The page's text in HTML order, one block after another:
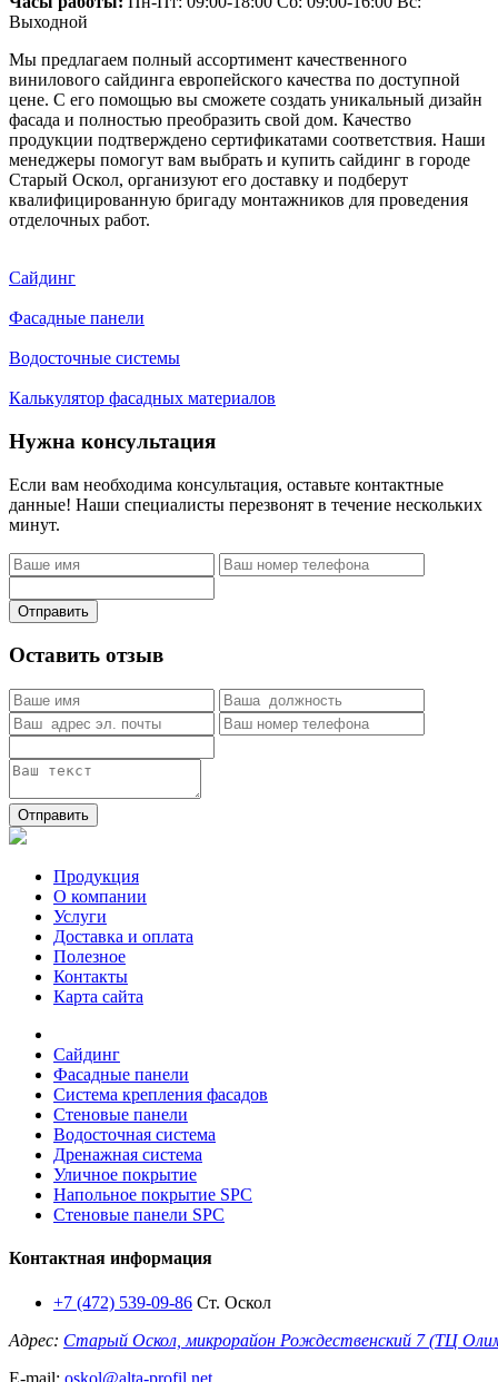
Выходной
Мы предлагаем полный ассортимент качественного
винилового сайдинга европейского качества по доступной
цене. С его помощью вы сможете создать уникальный дизайн
фасада и полностью преобразить свой дом. Качество
продукции подтверждено сертификатами соответствия. Наши
менеджеры помогут вам выбрать и купить сайдинг в городе
Старый Оскол, организуют его доставку и подберут
квалифицированную бригаду монтажников для проведения
отделочных работ.
Сайдинг
Фасадные панели
Водосточные системы
Калькулятор фасадных материалов
Нужна консультация
Если вам необходима консультация, оставьте контактные
данные! Наши специалисты перезвонят в течение нескольких
минут.
Отправить
Оставить отзыв
Отправить
Продукция
О компании
Услуги
Доставка и оплата
Полезное
Контакты
Карта сайта
Сайдинг
Фасадные панели
Система крепления фасадов
Стеновые панели
Водосточная система
Дренажная система
Уличное покрытие
Напольное покрытие SPC
Стеновые панели SPC
Контактная информация
+7 (472) 539-09-86 Ст. Оскол
Адрес: Старый Оскол, микрорайон Рождественский 7 (ТЦ
E-mail: oskol@alta-profil.net